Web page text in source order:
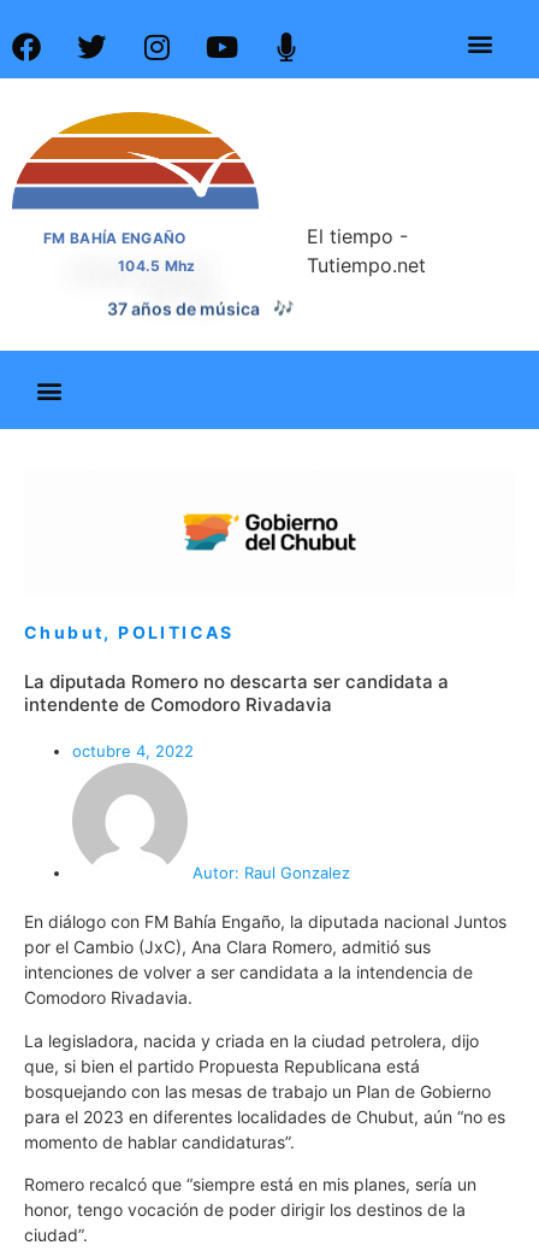
FM BAHÍA ENGAÑO
104.5 Mhz
37 años de noticias 📰
El tiempo -
Tutiempo.net
Chubut,POLITICAS
La diputada Romero no descarta ser candidata a
intendente de Comodoro Rivadavia
octubre 4, 2022
Autor: Raul Gonzalez
En diálogo con FM Bahía Engaño, la diputada nacional Juntos
por el Cambio (JxC), Ana Clara Romero, admitió sus
intenciones de volver a ser candidata a la intendencia de
Comodoro Rivadavia.
La legisladora, nacida y criada en la ciudad petrolera, dijo
que, si bien el partido Propuesta Republicana está
bosquejando con las mesas de trabajo un Plan de Gobierno
para el 2023 en diferentes localidades de Chubut, aún “no es
momento de hablar candidaturas”.
Romero recalcó que “siempre está en mis planes, sería un
honor, tengo vocación de poder dirigir los destinos de la
ciudad”.